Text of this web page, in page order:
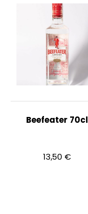
Beefeater 70cl
13,50 €